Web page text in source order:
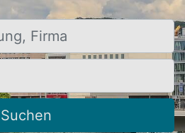
Suchen